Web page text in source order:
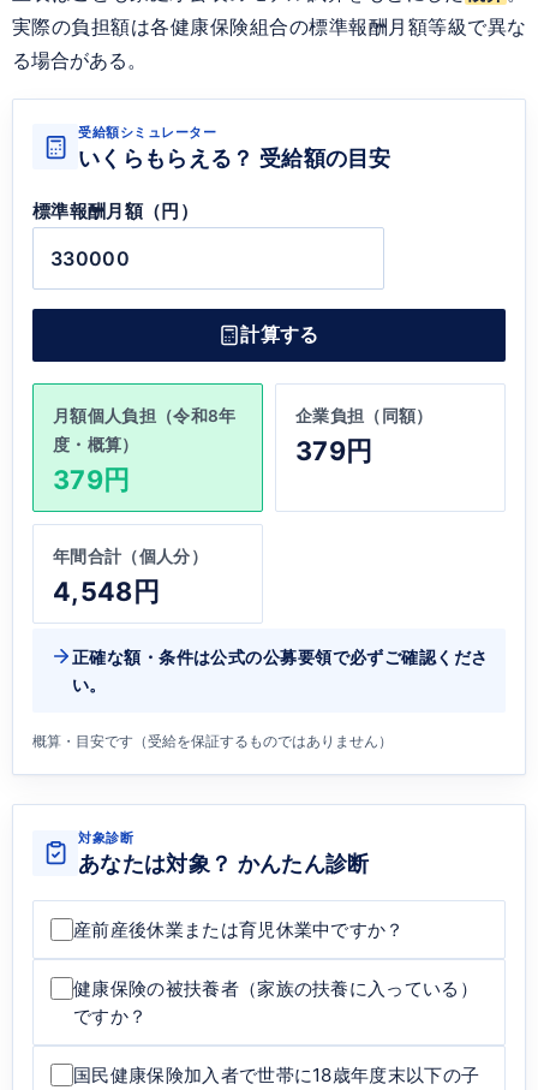
実際の負担額は各健康保険組合の標準報酬月額等級で異な
る場合がある。
受給額シミュレーター
いくらもらえる？ 受給額の目安
標準報酬月額（円）
計算する
月額個人負担（令和8年
度・概算）
379円
企業負担（同額）
379円
年間合計（個人分）
4,548円
正確な額・条件は公式の公募要領で必ずご確認くださ
い。
概算・目安です（受給を保証するものではありません）
対象診断
あなたは対象？ かんたん診断
産前産後休業または育児休業中ですか？
健康保険の被扶養者（家族の扶養に入っている）
ですか？
国民健康保険加入者で世帯に18歳年度末以下の子